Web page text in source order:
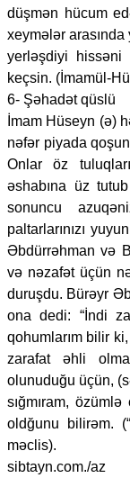
düşmən hücum
xeymələr
yerləşdiyi hissəni
keçsin. (İmamül-
6- Şəhadət qüslü
İmam Hüseyn (ə)
nəfər piyada
Onlar öz
əshabına üz
sonuncu
paltarlarınızı
Əbdürrəhman və
və nəzafət üçün
duruşdu. Bürəyr
ona dedi: “İndi
qohumlarım bilir
zarafat əhli
olunuduğu üçün,
sığmıram,
oldğunu bilirəm.
məclis).
sibtayn.com./az